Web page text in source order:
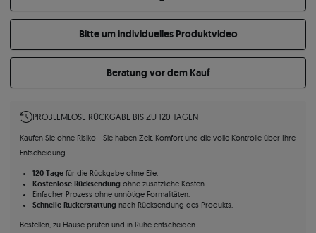
Bitte um individuelles Produktvideo
Beratung vor dem Kauf
PROBLEMLOSE RÜCKGABE BIS ZU 120 TAGEN
Kaufen Sie ohne Risiko - Sie haben Zeit, Komfort und die volle Kontrolle über Ihre
Entscheidung.
120 Tagefür die Rückgabe ohne Eile.
Kostenlose Rücksendungohne zusätzliche Kosten.
Einfacher Prozess ohne unnötige Formalitäten.
Schnelle Rückerstattungnach Rücksendung des Produkts.
Bestellen, zu Hause prüfen und in Ruhe entscheiden.